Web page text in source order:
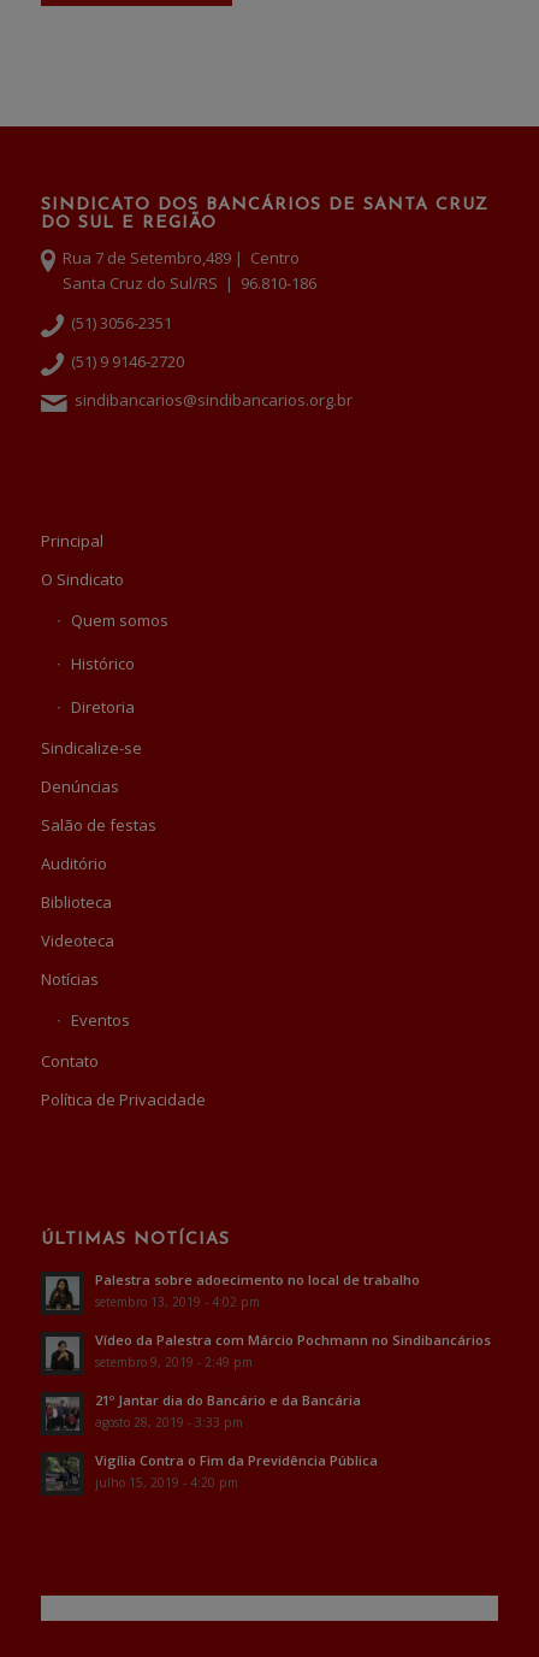
SINDICATO DOS BANCÁRIOS DE SANTA CRUZ
DO SUL E REGIÃO
Rua 7 de Setembro,489 | Centro
Santa Cruz do Sul/RS | 96.810-186
(51) 3056-2351
(51) 9 9146-2720
sindibancarios@sindibancarios.org.br
Principal
O Sindicato
Quem somos
Histórico
Diretoria
Sindicalize-se
Denúncias
Salão de festas
Auditório
Biblioteca
Videoteca
Notícias
Eventos
Contato
Política de Privacidade
ÚLTIMAS NOTÍCIAS
Palestra sobre adoecimento no local de trabalho
setembro 13, 2019 - 4:02 pm
Vídeo da Palestra com Márcio Pochmann no Sindibancários
setembro 9, 2019 - 2:49 pm
21º Jantar dia do Bancário e da Bancária
agosto 28, 2019 - 3:33 pm
Vigília Contra o Fim da Previdência Pública
julho 15, 2019 - 4:20 pm